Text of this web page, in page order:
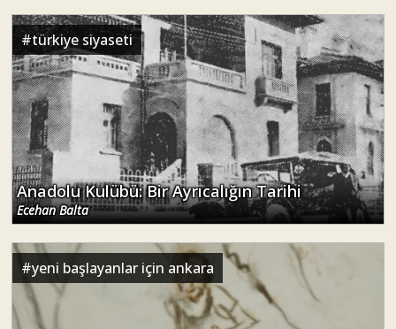
#türkiye siyaseti
Anadolu Kulübü: Bir Ayrıcalığın Tarihi
Ecehan Balta
#yeni başlayanlar için ankara